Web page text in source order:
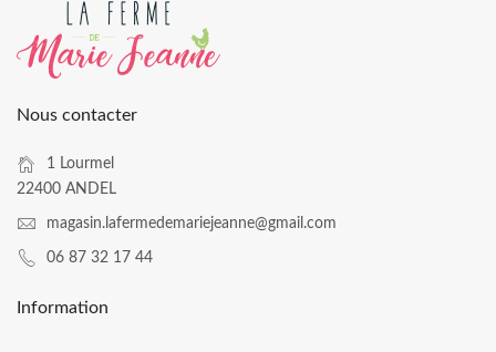
Nous contacter
1 Lourmel
22400 ANDEL
magasin.lafermedemariejeanne@gmail.com
06 87 32 17 44
Information